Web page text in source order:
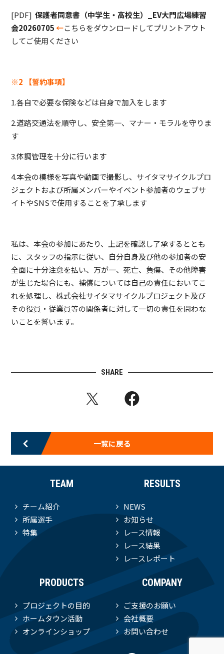
[PDF]保護者同意書（中学生・高校生）_EV大門広場練習
会20260705←こちらをダウンロードしてプリントアウト
してご使用ください
※2 【誓約事項】
1.各自で必要な保険などは自身で加入をします
2.道路交通法を順守し、安全第一、マナー・モラルを守りま
す
3.体調管理を十分に行います
4.本会の模様を写真や動画で撮影し、サイタマサイクルプロ
ジェクトおよび所属メンバーやイベント参加者のウェブサ
イトやSNSで使用することを了承します
私は、本会の参加にあたり、上記を確認し了承するととも
に、スタッフの指示に従い、自分自身及び他の参加者の安
全面に十分注意を払い、万が一、死亡、負傷、その他障害
が生じた場合にも、補償については自己の責任においてこ
れを処理し、株式会社サイタマサイクルプロジェクト及び
その役員・従業員等の関係者に対して一切の責任を問わな
いことを誓います。
SHARE
一覧に戻る
TEAM
チーム紹介
所属選手
特集
RESULTS
NEWS
お知らせ
レース情報
レース結果
レースレポート
PRODUCTS
プロジェクトの目的
ホームタウン活動
オンラインショップ
COMPANY
ご支援のお願い
会社概要
お問い合わせ